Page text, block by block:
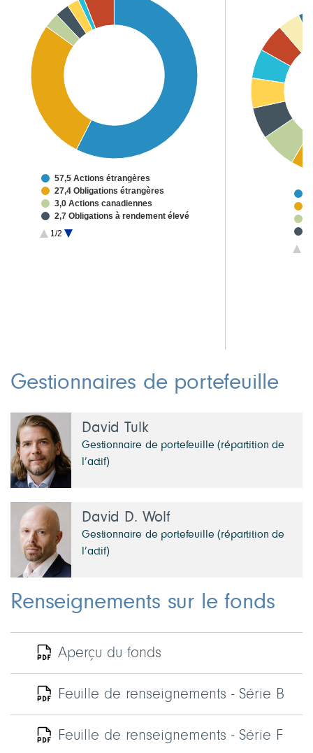
1/2
57,5 Actions étrangères
27,4 Obligations étrangères
3,0 Actions canadiennes
2,7 Obligations à rendement élevé
2,3 Autres placements
Gestionnaires de portefeuille
David Tulk
Gestionnaire de portefeuille (répartition de
l’actif)
David D. Wolf
Gestionnaire de portefeuille (répartition de
l’actif)
Renseignements sur le fonds
Aperçu du fonds
Feuille de renseignements - Série B
Feuille de renseignements - Série F